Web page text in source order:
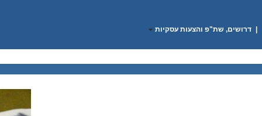
דרושים, שת"פ והצעות עסקיות